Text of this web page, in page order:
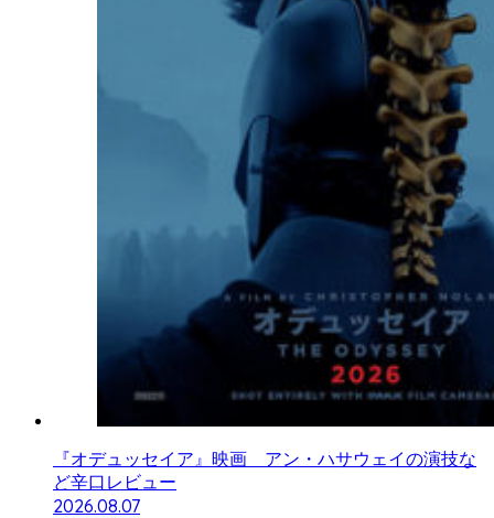
『オデュッセイア』映画 アン・ハサウェイの演技な
ど辛口レビュー
2026.08.07